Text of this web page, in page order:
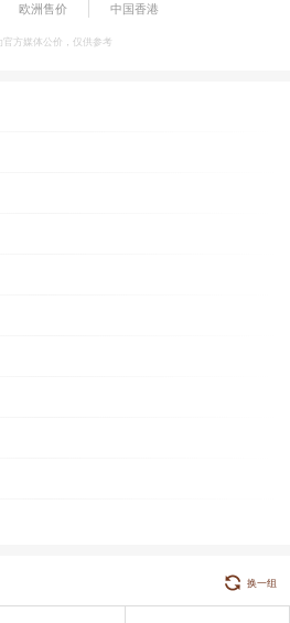
欧洲售价 中国香港
官方媒体公价，仅供参考
换一组